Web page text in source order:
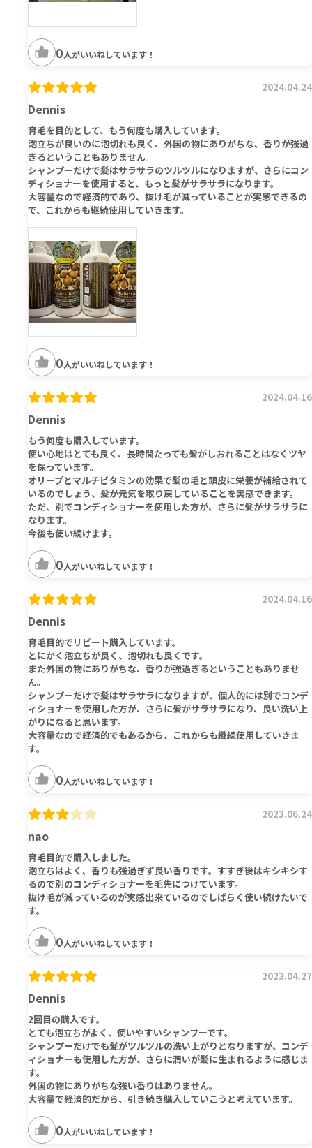
0人がいいねしています！
Dennis
2024.04.24
育毛を目的として、もう何度も購入しています。
泡立ちが良いのに泡切れも良く、外国の物にありがちな、香りが強過
ぎるということもありません。
シャンプーだけで髪はサラサラのツルツルになりますが、さらにコン
ディショナーを使用すると、もっと髪がサラサラになります。
大容量なので経済的であり、抜け毛が減っていることが実感できるの
で、これからも継続使用していきます。
0人がいいねしています！
Dennis
2024.04.16
もう何度も購入しています。
使い心地はとても良く、長時間たっても髪がしおれることはなくツヤ
を保っています。
オリーブとマルチビタミンの効果で髪の毛と頭皮に栄養が補給されて
いるのでしょう、髪が元気を取り戻していることを実感できます。
ただ、別でコンディショナーを使用した方が、さらに髪がサラサラに
なります。
今後も使い続けます。
0人がいいねしています！
Dennis
2024.04.16
育毛目的でリピート購入しています。
とにかく泡立ちが良く、泡切れも良くです。
また外国の物にありがちな、香りが強過ぎるということもありませ
ん。
シャンプーだけで髪はサラサラになりますが、個人的には別でコンデ
ィショナーを使用した方が、さらに髪がサラサラになり、良い洗い上
がりになると思います。
大容量なので経済的でもあるから、これからも継続使用していきま
す。
0人がいいねしています！
nao
2023.06.24
育毛目的で購入しました。
泡立ちはよく、香りも強過ぎず良い香りです。すすぎ後はキシキシす
るので別のコンディショナーを毛先につけています。
抜け毛が減っているのが実感出来ているのでしばらく使い続けたいで
す。
0人がいいねしています！
Dennis
2023.04.27
2回目の購入です。
とても泡立ちがよく、使いやすいシャンプーです。
シャンプーだけでも髪がツルツルの洗い上がりとなりますが、コンデ
ィショナーも使用した方が、さらに潤いが髪に生まれるように感じま
す。
外国の物にありがちな強い香りはありません。
大容量で経済的だから、引き続き購入していこうと考えています。
0人がいいねしています！